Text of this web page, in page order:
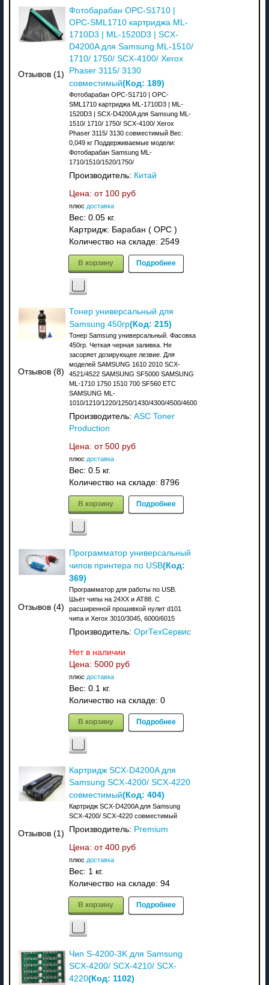
Отзывов (1)
Фотобарабан OPC-S1710 |
OPC-SML1710 картриджа ML-
1710D3 | ML-1520D3 | SCX-
D4200A для Samsung ML-1510/
1710/ 1750/ SCX-4100/ Xerox
Phaser 3115/ 3130
совместимый(Код: 189)
Фотобарабан OPC-S1710 | OPC-
SML1710 картриджа ML-1710D3 | ML-
1520D3 | SCX-D4200A для Samsung ML-
1510/ 1710/ 1750/ SCX-4100/ Xerox
Phaser 3115/ 3130 совместимый Вес:
0,049 кг Поддерживаемые модели:
Фотобарабан Samsung ML-
1710/1510/1520/1750/
Производитель: Китай
Цена: от 100 руб
плюс доставка
Вес: 0.05 кг.
Картридж: Барабан ( OPC )
Количество на складе: 2549
В корзину Подробнее
Отзывов (8)
Тонер универсальный для
Samsung 450гр(Код: 215)
Тонер Samsung универсальный. Фасовка
450гр. Четкая черная заливка. Не
засоряет дозирующее лезвие. Для
моделей SAMSUNG 1610 2010 SCX-
4521/4522 SAMSUNG SF5000 SAMSUNG
ML-1710 1750 1510 700 SF560 ETC
SAMSUNG ML-
1010/1210/1220/1250/1430/4300/4500/4600
Производитель: ASC Toner
Production
Цена: от 500 руб
плюс доставка
Вес: 0.5 кг.
Количество на складе: 8796
В корзину Подробнее
Отзывов (4)
Программатор универсальный
чипов принтера по USB(Код:
369)
Программатор для работы по USB.
Шьёт чипы на 24XX и АТ88. C
расширенной прошивкой нулит d101
чипа и Xerox 3010/3045, 6000/6015
Производитель: ОргТехСервис
Нет в наличии
Цена: 5000 руб
плюс доставка
Вес: 0.1 кг.
Количество на складе: 0
В корзину Подробнее
Отзывов (1)
Картридж SCX-D4200A для
Samsung SCX-4200/ SCX-4220
совместимый(Код: 404)
Картридж SCX-D4200A для Samsung
SCX-4200/ SCX-4220 совместимый
Производитель: Premium
Цена: от 400 руб
плюс доставка
Вес: 1 кг.
Количество на складе: 94
В корзину Подробнее
Чип S-4200-3K для Samsung
SCX-4200/ SCX-4210/ SCX-
4220(Код: 1102)